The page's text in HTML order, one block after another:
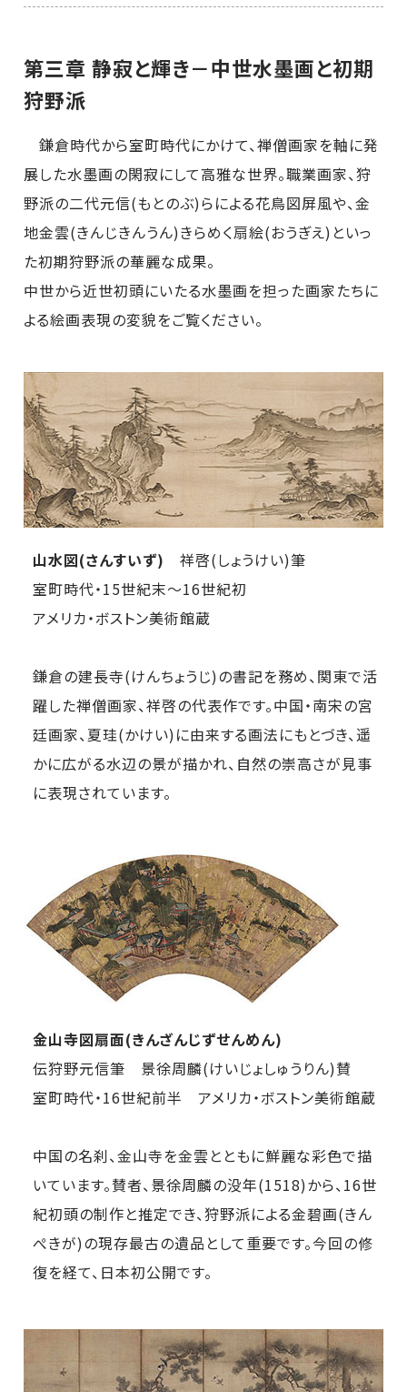
第三章 静寂と輝き－中世水墨画と初期
狩野派
鎌倉時代から室町時代にかけて、禅僧画家を軸に発
展した水墨画の閑寂にして高雅な世界。職業画家、狩
野派の二代元信(もとのぶ)らによる花鳥図屏風や、金
地金雲(きんじきんうん)きらめく扇絵(おうぎえ)といっ
た初期狩野派の華麗な成果。
中世から近世初頭にいたる水墨画を担った画家たちに
よる絵画表現の変貌をご覧ください。
山水図(さんすいず) 祥啓(しょうけい)筆
室町時代・15世紀末～16世紀初
アメリカ・ボストン美術館蔵
鎌倉の建長寺(けんちょうじ)の書記を務め、関東で活
躍した禅僧画家、祥啓の代表作です。中国・南宋の宮
廷画家、夏珪(かけい)に由来する画法にもとづき、遥
かに広がる水辺の景が描かれ、自然の崇高さが見事
に表現されています。
金山寺図扇面(きんざんじずせんめん)
伝狩野元信筆 景徐周麟(けいじょしゅうりん)賛
室町時代・16世紀前半 アメリカ・ボストン美術館蔵
中国の名刹、金山寺を金雲とともに鮮麗な彩色で描
いています。賛者、景徐周麟の没年(1518)から、16世
紀初頭の制作と推定でき、狩野派による金碧画(きん
ぺきが)の現存最古の遺品として重要です。今回の修
復を経て、日本初公開です。